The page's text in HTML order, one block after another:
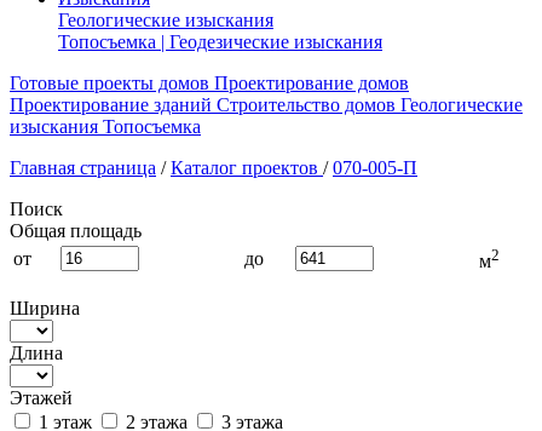
Геологические изыскания
Топосъемка | Геодезические изыскания
Готовые проекты домов Проектирование домов
Проектирование зданий Строительство домов Геологические
изыскания Топосъемка
Главная страница / Каталог проектов / 070-005-П
Поиск
Общая площадь
от
до м2
Ширина
Длина
Этажей
1 этаж
2 этажа
3 этажа